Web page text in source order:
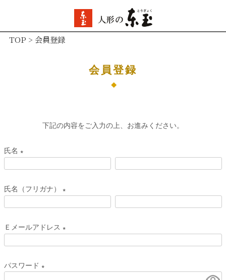
TOP 会員登録
会員登録
下記の内容をご入力の上、お進みください。
氏名
(
須
)
氏名（フリガナ）
(
須
)
Ｅメールアドレス
(
須
パスワード